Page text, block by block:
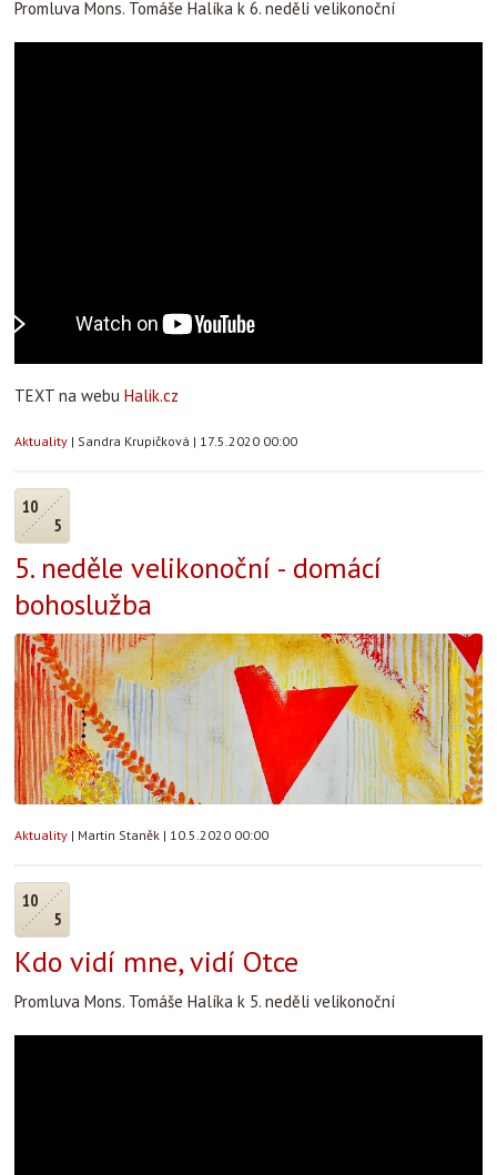
Promluva Mons. Tomáše Halíka k 6. neděli velikonoční
TEXT na webu Halik.cz
Aktuality | Sandra Krupičková | 17.5.2020 00:00
10
5
5. neděle velikonoční - domácí
bohoslužba
Aktuality | Martin Staněk | 10.5.2020 00:00
10
5
Kdo vidí mne, vidí Otce
Promluva Mons. Tomáše Halíka k 5. neděli velikonoční